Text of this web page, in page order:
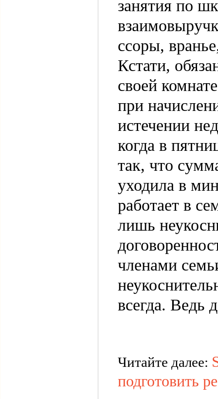
занятия по
ссоры,
Кстати,
своей
при
истечении
когда в
так, что
уходила в
работает в
лишь
членами
всегда. Ведь
Читайте далее:
подготовить